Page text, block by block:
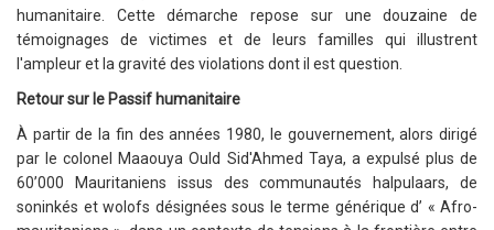
humanitaire. Cette démarche repose sur une douzaine de
témoignages de victimes et de leurs familles qui illustrent
l'ampleur et la gravité des violations dont il est question.
Retour sur le Passif humanitaire
À partir de la fin des années 1980, le gouvernement, alors dirigé
par le colonel Maaouya Ould Sid'Ahmed Taya, a expulsé plus de
60’000 Mauritaniens issus des communautés halpulaars, de
soninkés et wolofs désignées sous le terme générique d’ « Afro-